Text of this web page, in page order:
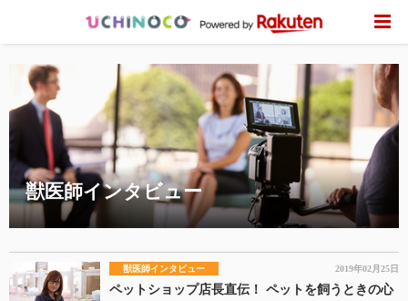
獣医師インタビュー
獣医師インタビュー 2019年02月25日
ペットショップ店長直伝！ ペットを飼うときの心